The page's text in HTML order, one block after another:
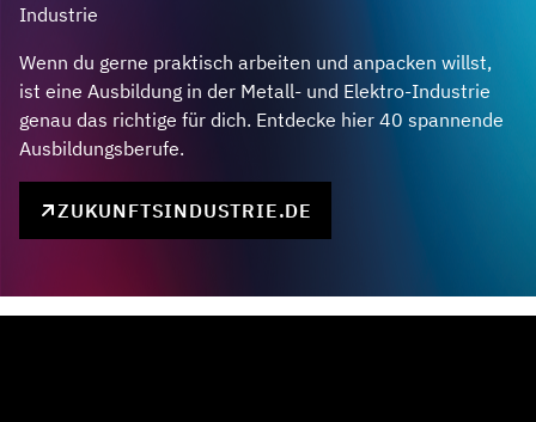
Industrie
Wenn du gerne praktisch arbeiten und anpacken willst,
ist eine Ausbildung in der Metall- und Elektro-Industrie
genau das richtige für dich. Entdecke hier 40 spannende
Ausbildungsberufe.
ZUKUNFTSINDUSTRIE.DE